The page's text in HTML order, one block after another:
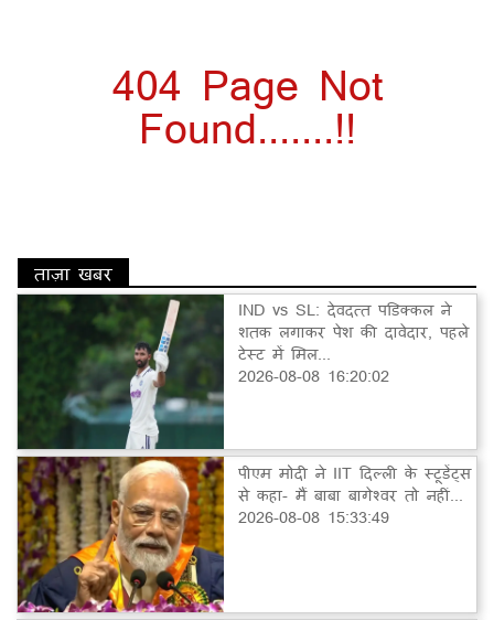
404 Page Not
Found.......!!
ताज़ा खबर
IND vs SL: देवदत्त पडिक्कल ने
शतक लगाकर पेश की दावेदार, पहले
टेस्ट में मिल...
2026-08-08 16:20:02
पीएम मोदी ने IIT दिल्ली के स्टूडेंट्स
से कहा- मैं बाबा बागेश्वर तो नहीं...
2026-08-08 15:33:49